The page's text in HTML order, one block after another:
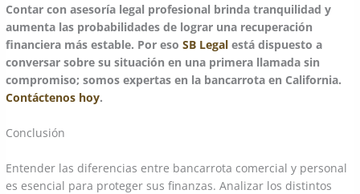
Contar con asesoría legal profesional brinda tranquilidad y
aumenta las probabilidades de lograr una recuperación
financiera más estable. Por esoSB Legal está dispuesto a
conversar sobre su situación en una primera llamada sin
compromiso; somos expertas en la bancarrota en California.
Contáctenos hoy.
Conclusión
Entender las diferencias entre bancarrota comercial y personal
es esencial para proteger sus finanzas. Analizar los distintos